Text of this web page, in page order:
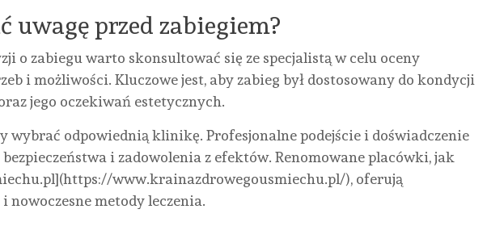
uwagę przed zabiegiem?
o zabiegu warto skonsultować się ze specjalistą w celu oceny
i możliwości. Kluczowe jest, aby zabieg był dostosowany do kondycji
jego oczekiwań estetycznych.
wybrać odpowiednią klinikę. Profesjonalne podejście i doświadczenie
i zadowolenia z efektów. Renomowane placówki, jak
www.krainazdrowegousmiechu.pl/), oferują
nowoczesne metody leczenia.